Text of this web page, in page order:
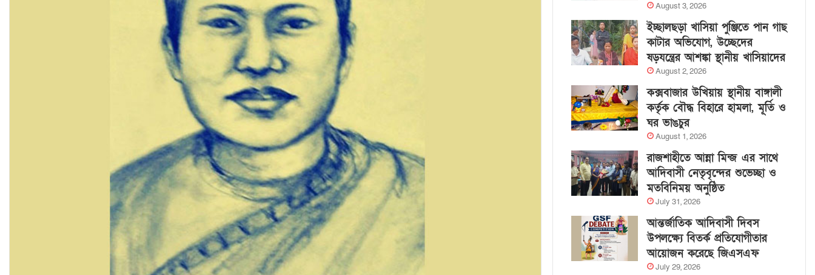
August 3, 2026
ইচ্ছালছড়া খাসিয়া পুঞ্জিতে পান গাছ
কাটার অভিযোগ, উচ্ছেদের
ষড়যন্ত্রের আশঙ্কা স্থানীয় খাসিয়াদের
August 2, 2026
কক্সবাজার উখিয়ায় স্থানীয় বাঙ্গালী
কর্তৃক বৌদ্ধ বিহারে হামলা, মূর্তি ও
ঘর ভাঙচুর
August 1, 2026
রাজশাহীতে আন্না মিন্জ এর সাথে
আদিবাসী নেতৃবৃন্দের শুভেচ্ছা ও
মতবিনিময় অনুষ্ঠিত
July 31, 2026
আন্তর্জাতিক আদিবাসী দিবস
উপলক্ষ্যে বিতর্ক প্রতিযোগীতার
আয়োজন করেছে জিএসএফ
July 29, 2026